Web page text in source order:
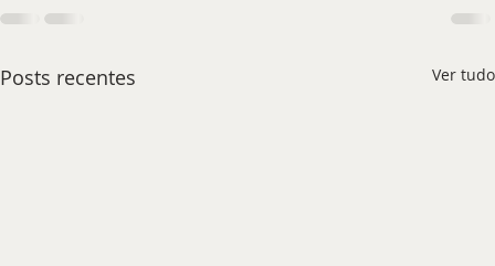
Posts recentes Ver tudo